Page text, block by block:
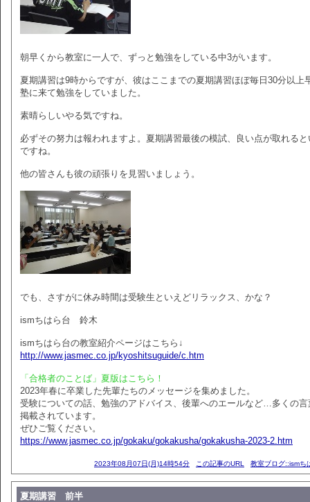
朝早くから教室に一人で、ずっと勉強をしている中3がいます。
夏期講習は9時からですが、彼はここまでの夏期講習ほぼ毎日30分以上
塾に来て勉強をしていました。
素晴らしいやる気ですね。
必ずその努力は報われますよ。夏期講習最後の模試、良い点が取れると
ですね。
他の皆さんも彼の頑張りを見習いましょう。
でも、さすがに休み時間は受験生といえどリラックス、かな？
ismちはら台 鈴木
ismちはら台の教室紹介ページはこちら↓
http://www.jasmec.co.jp/kyoshitsuguide/c.htm
「合格者のことば」夏版はこちら！
2023年春に卒業した先輩たちのメッセージを集めました。
受験についての話、勉強のアドバイス、後輩へのエールなど…多くの言
掲載されています。
ぜひご覧ください。
https://www.jasmec.co.jp/gokaku/gokakusha/gokakusha-2023-2.htm
2023年08月07日(月)14時54分 この記事のURL 教室ブログ::ismち
夏期講習 前半